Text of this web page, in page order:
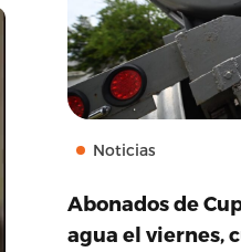
Noticias
Abonados de
agua el viernes,